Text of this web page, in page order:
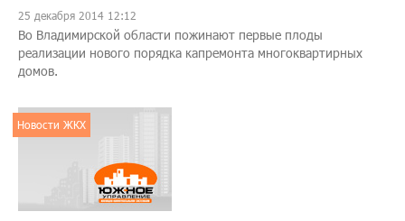
25 декабря 2014 12:12
Во Владимирской области пожинают первые плоды
реализации нового порядка капремонта многоквартирных
домов.
Новости ЖКХ